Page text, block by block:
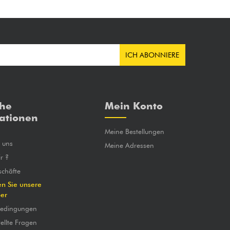
ICH ABONNIERE
?
Sie unsere
Fragen
Mein Konto
Meine Bestellungen
Meine Adressen